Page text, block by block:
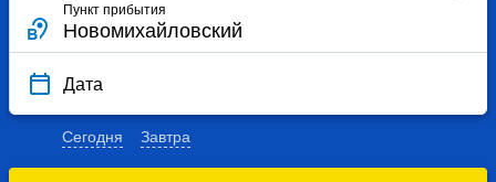
Пункт прибытия
Дата
Сегодня Завтра